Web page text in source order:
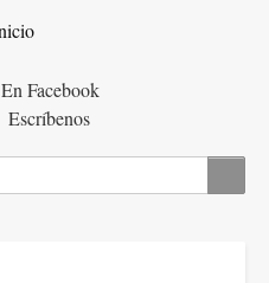
En Facebook
Escríbenos